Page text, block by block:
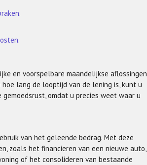
en voorspelbare maandelijkse aflossingen
lang de looptijd van de lening is, kunt u
omdat u precies weet waar u
van het geleende bedrag. Met deze
zoals het financieren van een nieuwe auto,
of het consolideren van bestaande